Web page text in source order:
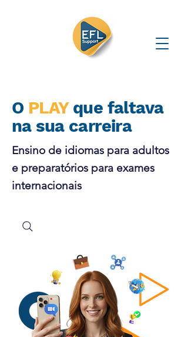
O PLAY que faltava
na sua carreira
Ensino de idiomas para adultos
e preparatórios para exames
internacionais